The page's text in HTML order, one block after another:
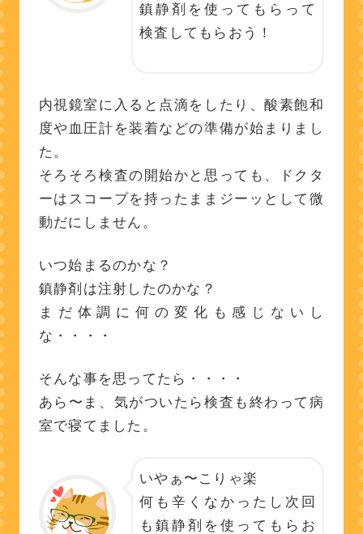
鎮静剤を使ってもらって
検査してもらおう！
内視鏡室に入ると点滴をしたり、酸素飽和
度や血圧計を装着などの準備が始まりまし
た。
そろそろ検査の開始かと思っても、ドクタ
ーはスコープを持ったままジーッとして微
動だにしません。
いつ始まるのかな？
鎮静剤は注射したのかな？
まだ体調に何の変化も感じないし
な・・・・
そんな事を思ってたら・・・・
あら〜ま、気がついたら検査も終わって病
室で寝てました。
いやぁ〜こりゃ楽
何も辛くなかったし次回
も鎮静剤を使ってもらお